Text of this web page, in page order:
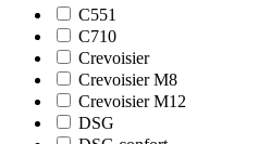
C551
C710
Crevoisier
Crevoisier M8
Crevoisier M12
DSG